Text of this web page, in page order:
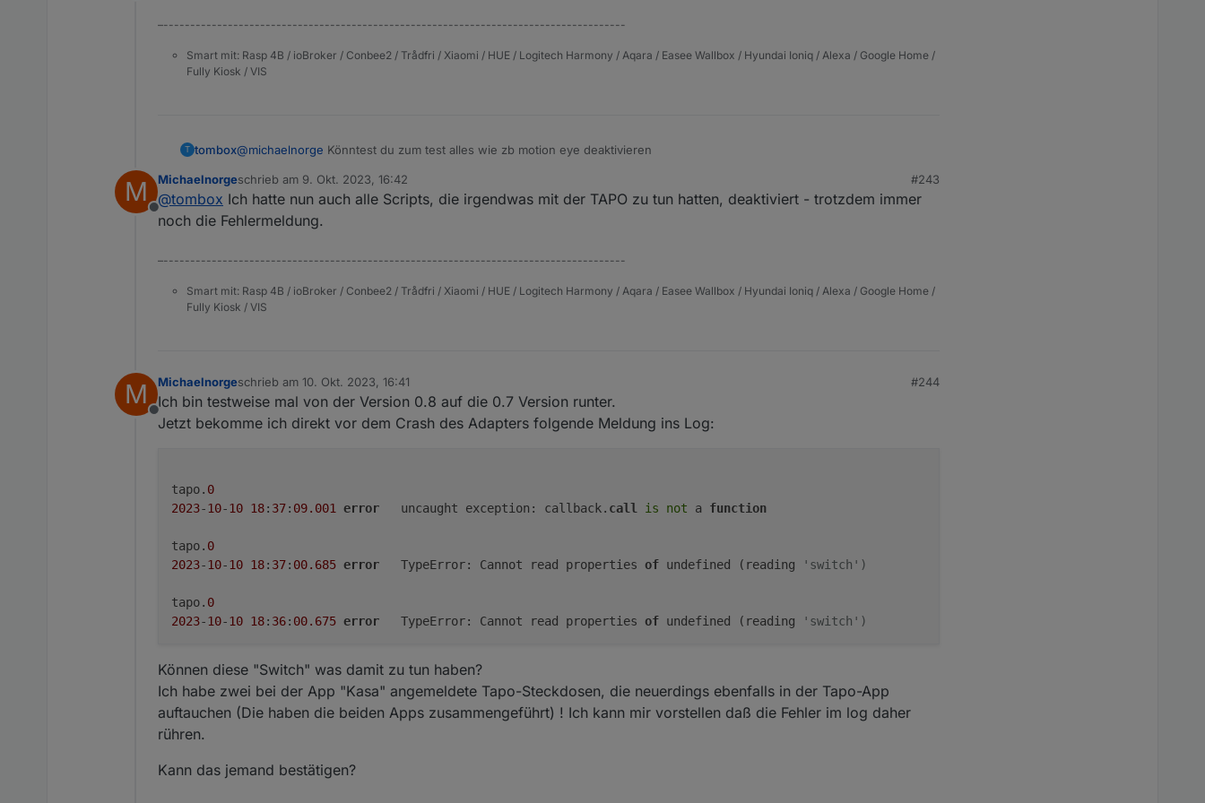
–--------------------------------------------------------------------------------------
Smart mit: Rasp 4B / ioBroker / Conbee2 / Trådfri / Xiaomi / HUE / Logitech Harmony / Aqara / Easee Wallbox / Hyundai Ioniq / Alexa / Google Home /
Fully Kiosk / VIS
T tombox@michaelnorge Könntest du zum test alles wie zb motion eye deaktivieren
M
Offline
Michaelnorgeschrieb am 9. Okt. 2023, 16:42
zuletzt editiert von
#243
@tombox Ich hatte nun auch alle Scripts, die irgendwas mit der TAPO zu tun hatten, deaktiviert - trotzdem immer
noch die Fehlermeldung.
–--------------------------------------------------------------------------------------
Smart mit: Rasp 4B / ioBroker / Conbee2 / Trådfri / Xiaomi / HUE / Logitech Harmony / Aqara / Easee Wallbox / Hyundai Ioniq / Alexa / Google Home /
Fully Kiosk / VIS
M
Offline
Michaelnorgeschrieb am 10. Okt. 2023, 16:41
zuletzt editiert von
#244
Ich bin testweise mal von der Version 0.8 auf die 0.7 Version runter.
Jetzt bekomme ich direkt vor dem Crash des Adapters folgende Meldung ins Log:
tapo. 0
2023-10-10 18: 37: 09.001 error
	uncaught exception: callback.
call is not a function
tapo. 0
2023-10-10 18: 37: 00.685 error
	TypeError: Cannot read properties
of undefined (reading 'switch')
tapo. 0
2023-10-10 18: 36: 00.675 error
	TypeError: Cannot read properties
of undefined (reading 'switch')
Können diese "Switch" was damit zu tun haben?
Ich habe zwei bei der App "Kasa" angemeldete Tapo-Steckdosen, die neuerdings ebenfalls in der Tapo-App
auftauchen (Die haben die beiden Apps zusammengeführt) ! Ich kann mir vorstellen daß die Fehler im log daher
rühren.
Kann das jemand bestätigen?